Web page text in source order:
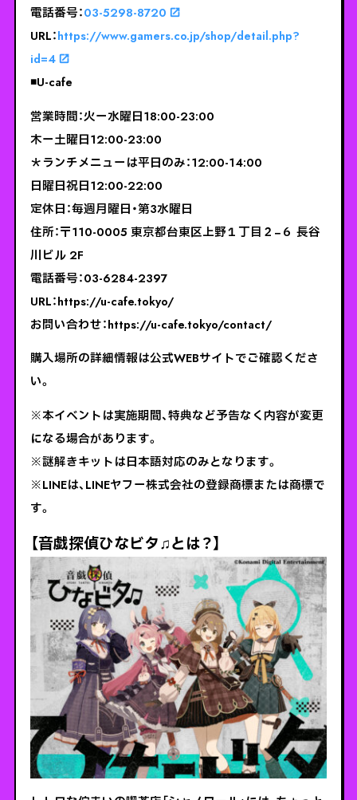
電話番号：03-5298-8720
URL：https://www.gamers.co.jp/shop/detail.php?
id=4
◾️U-cafe
営業時間：火ー水曜日18:00-23:00
木ー土曜日12:00-23:00
＊ランチメニューは平日のみ：12:00-14:00
日曜日祝日12:00-22:00
定休日：毎週月曜日・第3水曜日
住所：〒110-0005 東京都台東区上野１丁目２−６ 長谷
川ビル 2F
電話番号：03-6284-2397
URL：https://u-cafe.tokyo/
お問い合わせ：https://u-cafe.tokyo/contact/
購入場所の詳細情報は公式WEBサイトでご確認くださ
い。
※本イベントは実施期間、特典など予告なく内容が変更
になる場合があります。
※謎解きキットは日本語対応のみとなります。
※LINEは、LINEヤフー株式会社の登録商標または商標で
す。
【音戯探偵ひなビタ♫とは？】